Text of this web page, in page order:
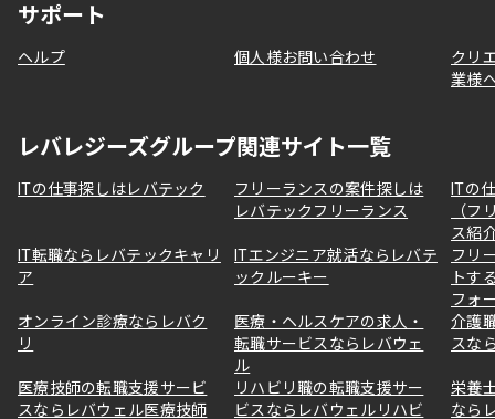
サポート
ヘルプ 個人様お問い合わせ
クリ
業様
レバレジーズグループ関連サイト一覧
ITの仕事探しはレバテック
フリーランスの案件探しは
レバテックフリーランス
ITの
（フ
ス紹
IT転職ならレバテックキャリ
ア
ITエンジニア就活ならレバテ
ックルーキー
フリ
トす
フォ
オンライン診療ならレバク
リ
医療・ヘルスケアの求人・
転職サービスならレバウェ
ル
介護
スな
医療技師の転職支援サービ
スならレバウェル医療技師
リハビリ職の転職支援サー
ビスならレバウェルリハビ
栄養
なら